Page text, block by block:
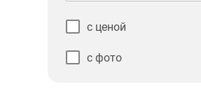
с ценой
с фото